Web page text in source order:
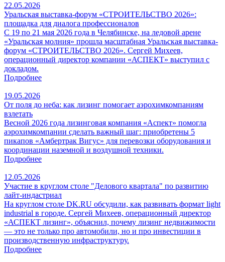
22.05.2026
Уральская выставка-форум «СТРОИТЕЛЬСТВО 2026»:
площадка для диалога профессионалов
С 19 по 21 мая 2026 года в Челябинске, на ледовой арене
«Уральская молния» прошла масштабная Уральская выставка-
форум «СТРОИТЕЛЬСТВО 2026». Сергей Михеев,
операционный директор компании «АСПЕКТ» выступил с
докладом.
Подробнее
19.05.2026
От поля до неба: как лизинг помогает аэрохимкомпаниям
взлетать
Весной 2026 года лизинговая компания «Аспект» помогла
аэрохимкомпании сделать важный шаг: приобретены 5
пикапов «Амбертрак Вигус» для перевозки оборудования и
координации наземной и воздушной техники.
Подробнее
12.05.2026
Участие в круглом столе "Делового квартала" по развитию
лайт-индастриал
На круглом столе DK.RU обсудили, как развивать формат light
industrial в городе. Сергей Михеев, операционный директор
«АСПЕКТ лизинг», объяснил, почему лизинг недвижимости
— это не только про автомобили, но и про инвестиции в
производственную инфраструктуру.
Подробнее